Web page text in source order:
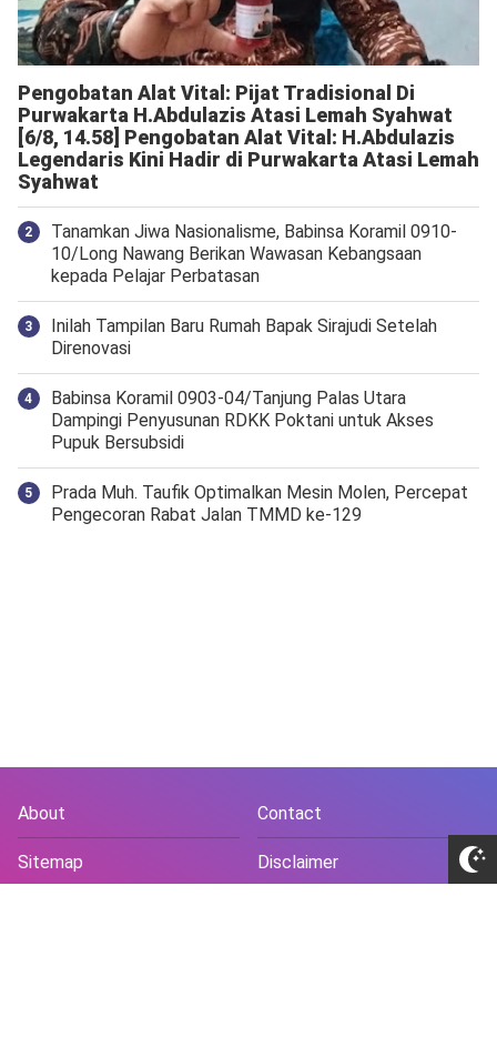
Pengobatan Alat Vital: Pijat Tradisional Di
Purwakarta H.Abdulazis Atasi Lemah Syahwat
[6/8, 14.58] Pengobatan Alat Vital: H.Abdulazis
Legendaris Kini Hadir di Purwakarta Atasi Lemah
Syahwat
Tanamkan Jiwa Nasionalisme, Babinsa Koramil 0910-
10/Long Nawang Berikan Wawasan Kebangsaan
kepada Pelajar Perbatasan
Inilah Tampilan Baru Rumah Bapak Sirajudi Setelah
Direnovasi
‎Babinsa Koramil 0903-04/Tanjung Palas Utara
Dampingi Penyusunan RDKK Poktani untuk Akses
Pupuk Bersubsidi
Prada Muh. Taufik Optimalkan Mesin Molen, Percepat
Pengecoran Rabat Jalan TMMD ke-129
About Contact
Sitemap Disclaimer